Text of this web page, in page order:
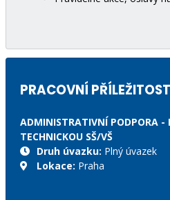
PRACOVNÍ
ADMINISTRATIVNÍ PODPORA -
TECHNICKOU SŠ/VŠ
Druh úvazku: Plný úvazek
Lokace: Praha